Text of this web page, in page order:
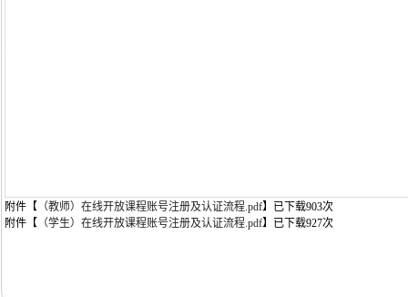
附件【（教师）在线开放课程账号注册及认证流程.pdf】 已下载903次
附件【（学生）在线开放课程账号注册及认证流程.pdf】 已下载927次